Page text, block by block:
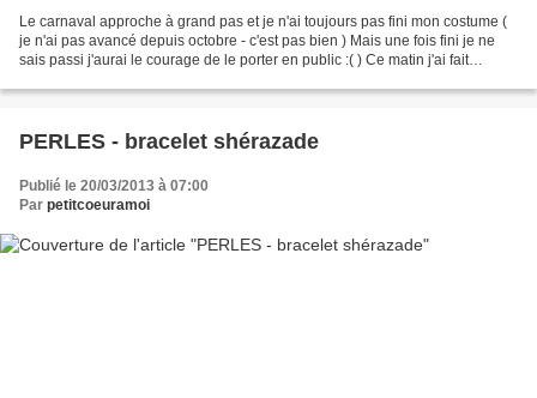
Le carnaval approche à grand pas et je n'ai toujours pas fini mon costume (
je n'ai pas avancé depuis octobre - c'est pas bien ) Mais une fois fini je ne
sais passi j'aurai le courage de le porter en public :( ) Ce matin j'ai fait
PERLES - bracelet shérazade
Publié le 20/03/2013 à 07:00
Par petitcoeuramoi